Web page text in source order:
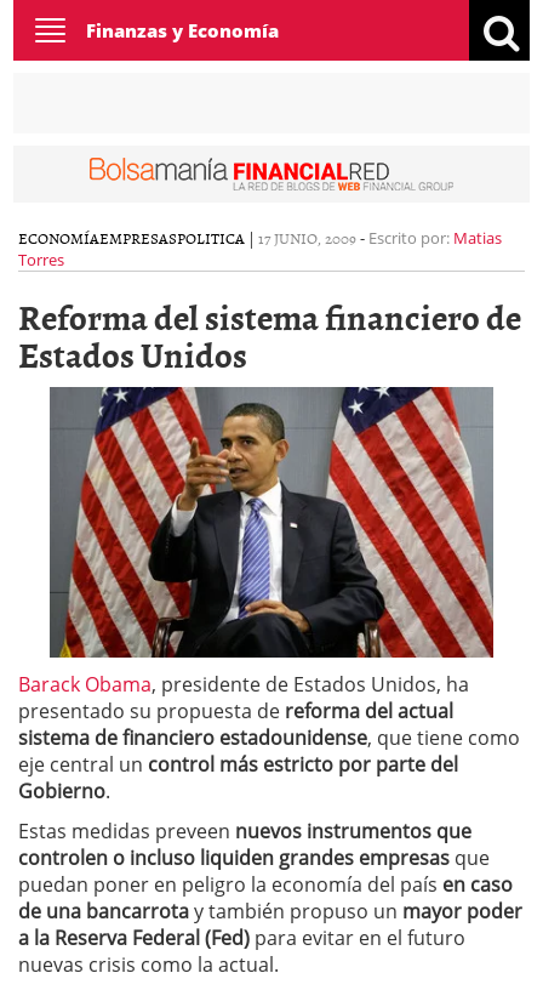
Toggle
navigation
Finanzas y Economía
ECONOMÍAEMPRESASPOLITICA | 17 JUNIO, 2009- Escrito por: Matias
Torres
Reforma del sistema financiero de
Estados Unidos
Barack Obama, presidente de Estados Unidos, ha
presentado su propuesta de reforma del actual
sistema de financiero estadounidense, que tiene como
eje central un control más estricto por parte del
Gobierno.
Estas medidas preveen nuevos instrumentos que
controlen o incluso liquiden grandes empresas que
puedan poner en peligro la economía del país en caso
de una bancarrotay también propuso un mayor poder
a la Reserva Federal (Fed) para evitar en el futuro
nuevas crisis como la actual.